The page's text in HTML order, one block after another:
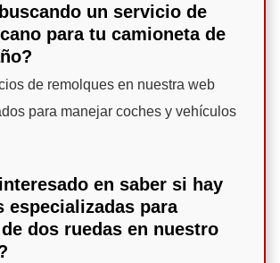
un servicio de
para tu camioneta de
de remolques en nuestra web
para manejar coches y vehículos
en saber si hay
especializadas para
dos ruedas en nuestro